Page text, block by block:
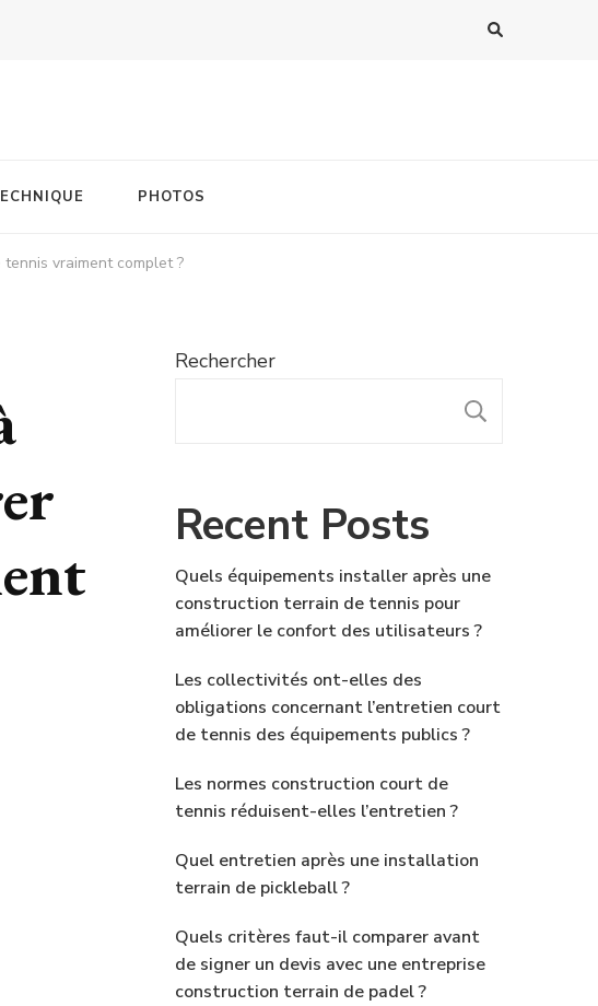
PHOTOS
vraiment complet ?
Rechercher
Recent Posts
Quels équipements installer après une
construction terrain de tennis pour
améliorer le confort des utilisateurs ?
Les collectivités ont-elles des
obligations concernant l’entretien court
de tennis des équipements publics ?
Les normes construction court de
tennis réduisent-elles l’entretien ?
Quel entretien après une installation
terrain de pickleball ?
Quels critères faut-il comparer avant
de signer un devis avec une entreprise
construction terrain de padel ?